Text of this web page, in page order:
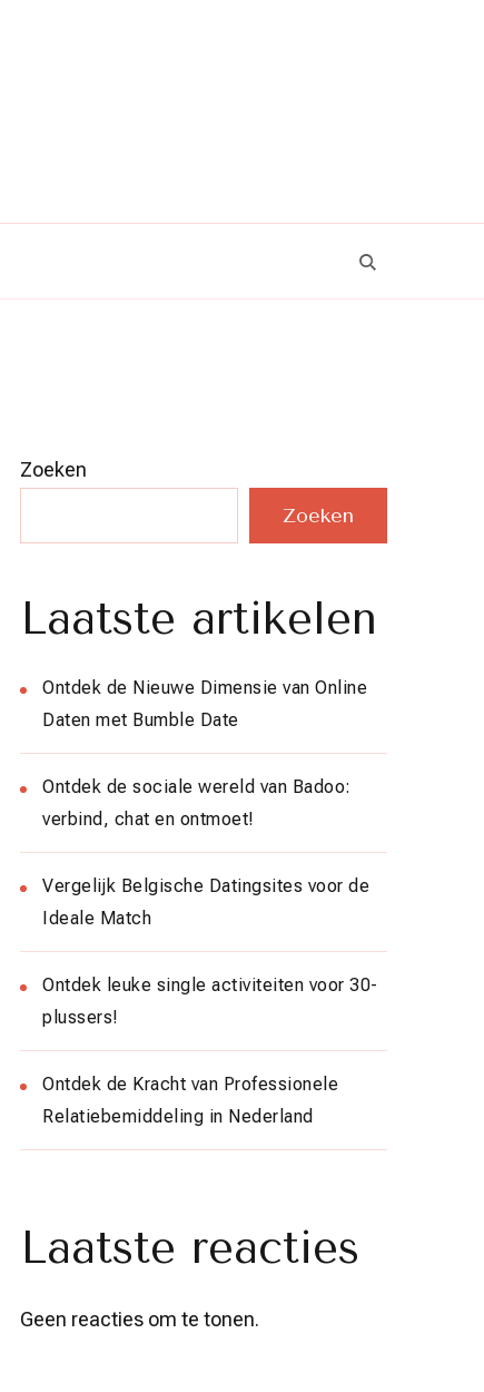
Zoeken
Zoeken
Laatste artikelen
Ontdek de Nieuwe Dimensie van Online
Daten met Bumble Date
Ontdek de sociale wereld van Badoo:
verbind, chat en ontmoet!
Vergelijk Belgische Datingsites voor de
Ideale Match
Ontdek leuke single activiteiten voor 30-
plussers!
Ontdek de Kracht van Professionele
Relatiebemiddeling in Nederland
Laatste reacties
Geen reacties om te tonen.